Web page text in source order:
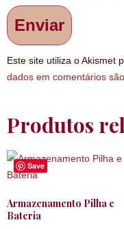
Este site utiliza o Akismet
dados em comentários
Produtos
Save
Armazenamento Pilha e
Bateria